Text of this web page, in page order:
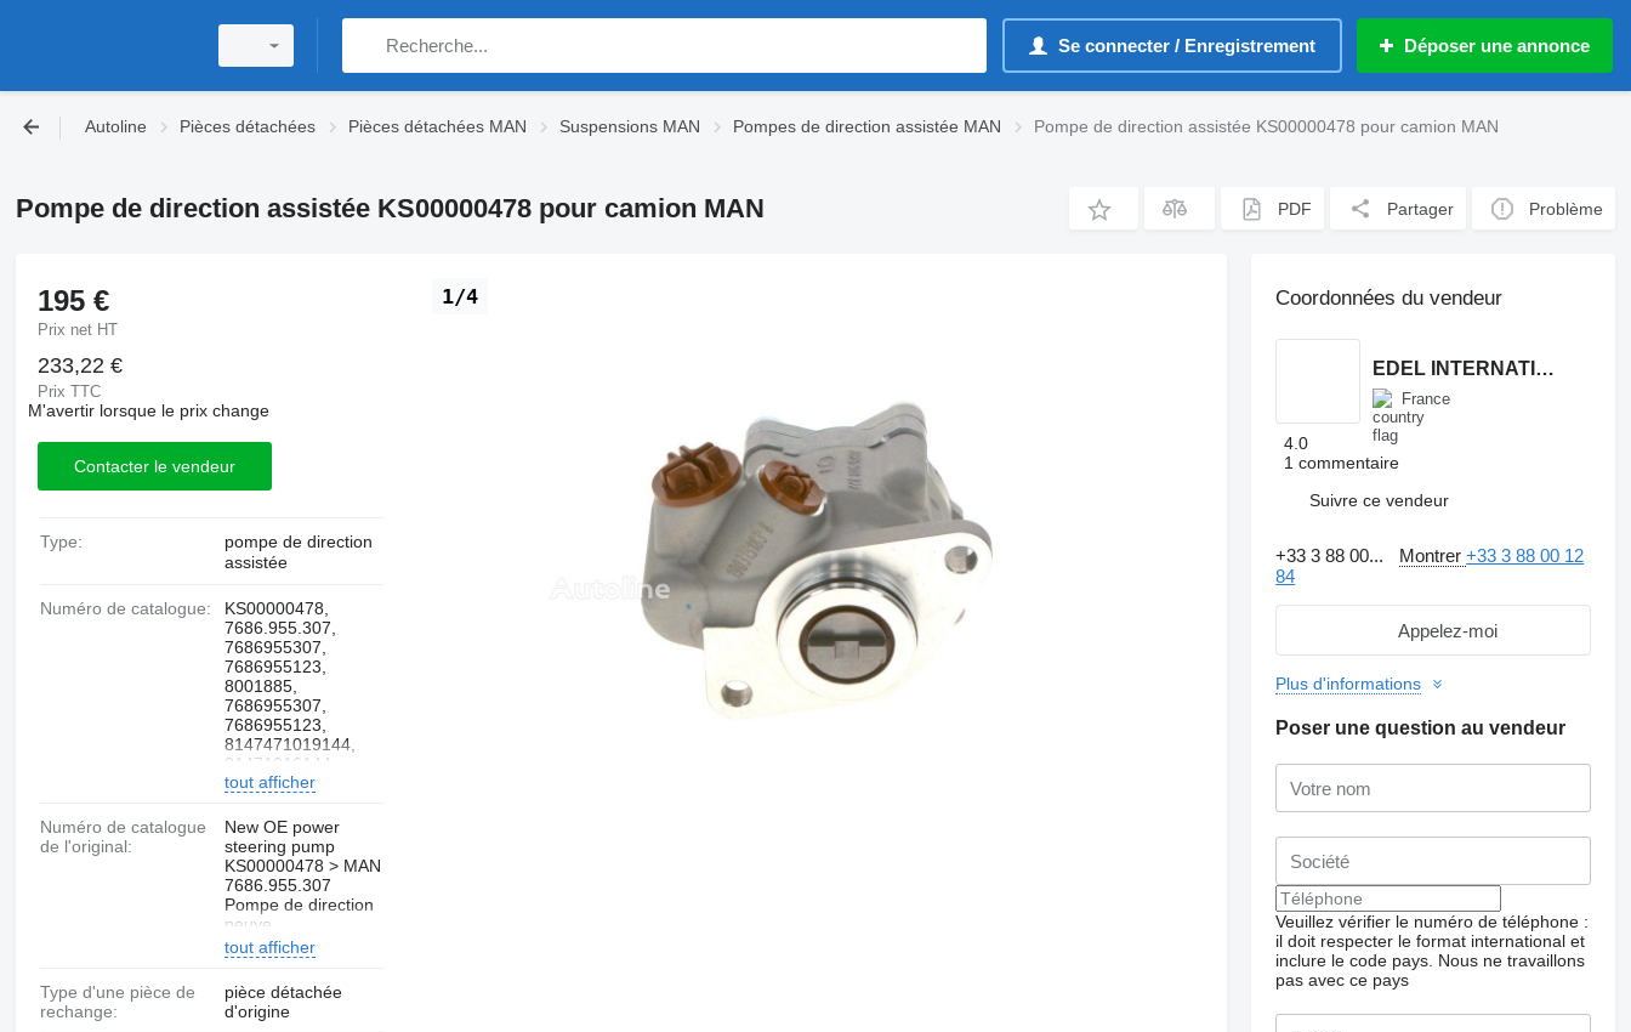
Se connecter / Enregistrement Déposer une annonce
Autoline Pièces détachées Pièces détachées MAN Suspensions MAN Pompes de direction assistée MAN Pompe de direction assistée KS00000478 pour camion MAN
Pompe de direction assistée KS00000478 pour camion MAN PDF Partager Problème
Demander plus de
photos
1/4
195 €
Prix net HT
233,22 €
Prix TTC
M'avertir lorsque le prix change
Contacter le vendeur
Type:
pompe de direction
assistée
Numéro de catalogue:
KS00000478,
7686.955.307,
7686955307,
7686955123,
8001885,
7686955307,
7686955123,
8147471019144,
81471016144,
81.4747101.9144, K
KS01000448, K S00
000 478, 3.69009,
186483
tout afficher
Numéro de catalogue
de l'original:
New OE power
steering pump
KS00000478 > MAN
7686.955.307
Pompe de direction
neuve
tout afficher
Type d'une pièce de
rechange:
pièce détachée
d'origine
Coordonnées du vendeur
EDEL INTERNATIONAL TRADING
France
4.0
1 commentaire
Suivre ce vendeur
+33 3 88 00... Montrer+33 3 88 00 12
84
Appelez-moi
Plus d'informations
Poser une question au vendeur
Veuillez vérifier le numéro de téléphone :
il doit respecter le format international et
inclure le code pays. Nous ne travaillons
pas avec ce pays